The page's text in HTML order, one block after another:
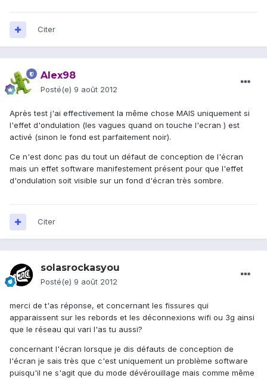
Citer
Alex98
Posté(e) 9 août 2012
Après test j'ai effectivement la même chose MAIS uniquement si
l'effet d'ondulation (les vagues quand on touche l'ecran ) est
activé (sinon le fond est parfaitement noir).
Ce n'est donc pas du tout un défaut de conception de l'écran
mais un effet software manifestement présent pour que l'effet
d'ondulation soit visible sur un fond d'écran très sombre.
Citer
solasrockasyou
Posté(e) 9 août 2012
merci de t'as réponse, et concernant les fissures qui
apparaissent sur les rebords et les déconnexions wifi ou 3g ainsi
que le réseau qui vari l'as tu aussi?
concernant l'écran lorsque je dis défauts de conception de
l'écran je sais très que c'est uniquement un problème software
puisqu'il ne s'agit que du mode dévérouillage mais comme même